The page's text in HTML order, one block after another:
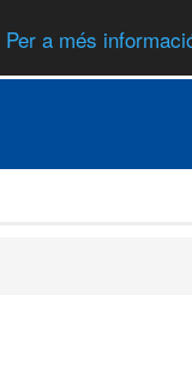
Per a més